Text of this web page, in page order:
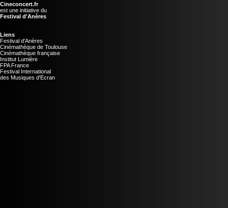
Cineconcert.fr
est une initiative du
Festival d'Anères
Liens
Festival d'Anères
Cinémathèque de Toulouse
Cinémathèque française
Institut Lumière
FPA France
Festival International
des Musiques d'Ecran